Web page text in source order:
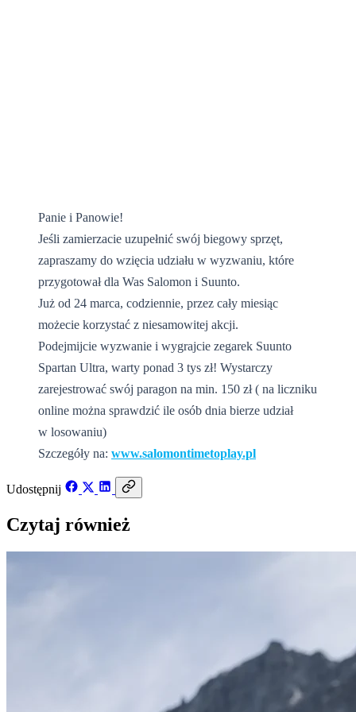
Panie i Panowie!
Jeśli zamierzacie uzupełnić swój biegowy sprzęt,
zapraszamy do wzięcia udziału w wyzwaniu, które
przygotował dla Was Salomon i Suunto.
Już od 24 marca, codziennie, przez cały miesiąc
możecie korzystać z niesamowitej akcji.
Podejmijcie wyzwanie i wygrajcie zegarek Suunto
Spartan Ultra, warty ponad 3 tys zł! Wystarczy
zarejestrować swój paragon na min. 150 zł ( na liczniku
online można sprawdzić ile osób dnia bierze udział
w losowaniu)
Szczegóły na: www.salomontimetoplay.pl
Udostępnij
Czytaj również